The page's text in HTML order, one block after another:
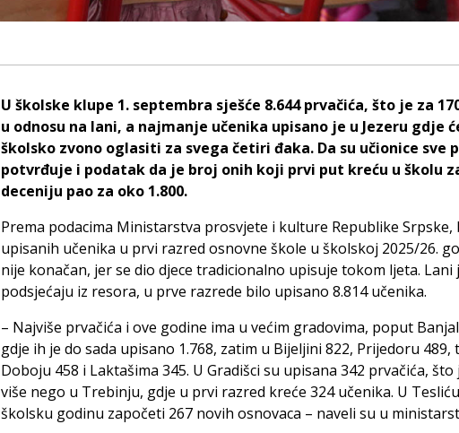
U školske klupe 1. septembra sješće 8.644 prvačića, što je za
u odnosu na lani, a najmanje učenika upisano je u Jezeru gdje
školsko zvono oglasiti za svega četiri đaka. Da su učionice sve
potvrđuje i podatak da je broj onih koji prvi put kreću u školu
deceniju pao za oko 1.800.
Prema podacima Ministarstva prosvjete i kulture Republike Srpske,
upisanih učenika u prvi razred osnovne škole u školskoj 2025/26.
nije konačan, jer se dio djece tradicionalno upisuje tokom ljeta. Lani
podsjećaju iz resora, u prve razrede bilo upisano 8.814 učenika.
– Najviše prvačića i ove godine ima u većim gradovima, poput
gdje ih je do sada upisano 1.768, zatim u Bijeljini 822, Prijedoru 489,
Doboju 458 i Laktašima 345. U Gradišci su upisana 342 prvačića, što
više nego u Trebinju, gdje u prvi razred kreće 324 učenika. U
školsku godinu započeti 267 novih osnovaca – naveli su u